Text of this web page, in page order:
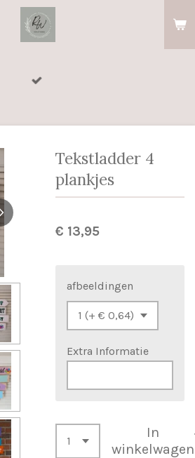
Tekstladder 4
plankjes
€ 13,95
afbeeldingen
Extra Informatie
In
winkelwagen